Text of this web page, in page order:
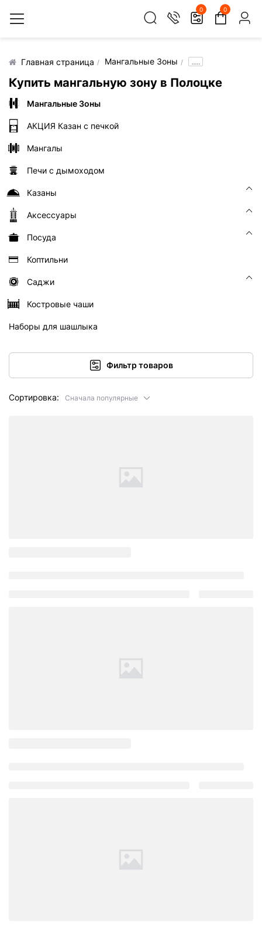
0 0
Главная страница Мангальные Зоны .....
Купить мангальную зону в Полоцке
Мангальные Зоны
АКЦИЯ Казан с печкой
Мангалы
Печи с дымоходом
Казаны
Аксессуары
Посуда
Коптильни
Саджи
Костровые чаши
Наборы для шашлыка
Фильтр товаров
Сортировка: Сначала популярные